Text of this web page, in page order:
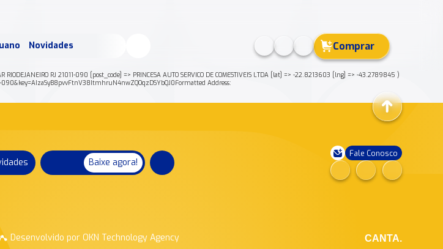
Novidades Comprar
RJ 21011-090 [post_code] => PRINCESA AUTO SERVICO DE COMESTIVEIS LTDA [lat] => -22.8213603 [lng] => -43.2789845 )
090&key=AIzaSyB8pvvFtnV38ItmhruN4nwZQOqzDSYbQJ0Formatted Address:
Baixe agora!
Fale Conosco
Desenvolvido por OKN Technology Agency CANTA.